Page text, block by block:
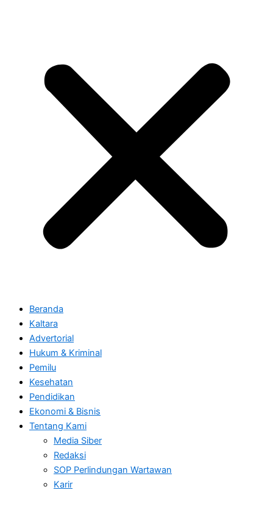
Beranda
Kaltara
Advertorial
Hukum & Kriminal
Pemilu
Kesehatan
Pendidikan
Ekonomi & Bisnis
Tentang Kami
Media Siber
Redaksi
SOP Perlindungan Wartawan
Karir